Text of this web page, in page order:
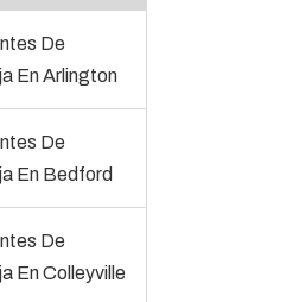
De
En Arlington
De
En Bedford
De
En Colleyville